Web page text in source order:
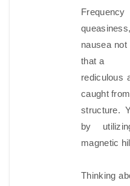
nausea
that a
rediculous
caught
structure.
by
magnetic
Thinking